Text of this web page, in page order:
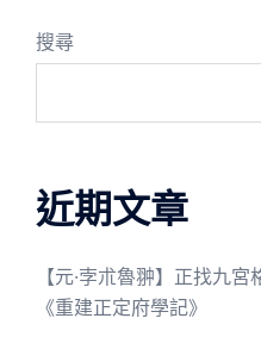
搜尋
近期文章
【元·孛朮魯翀】正找九
《重建正定府學記》